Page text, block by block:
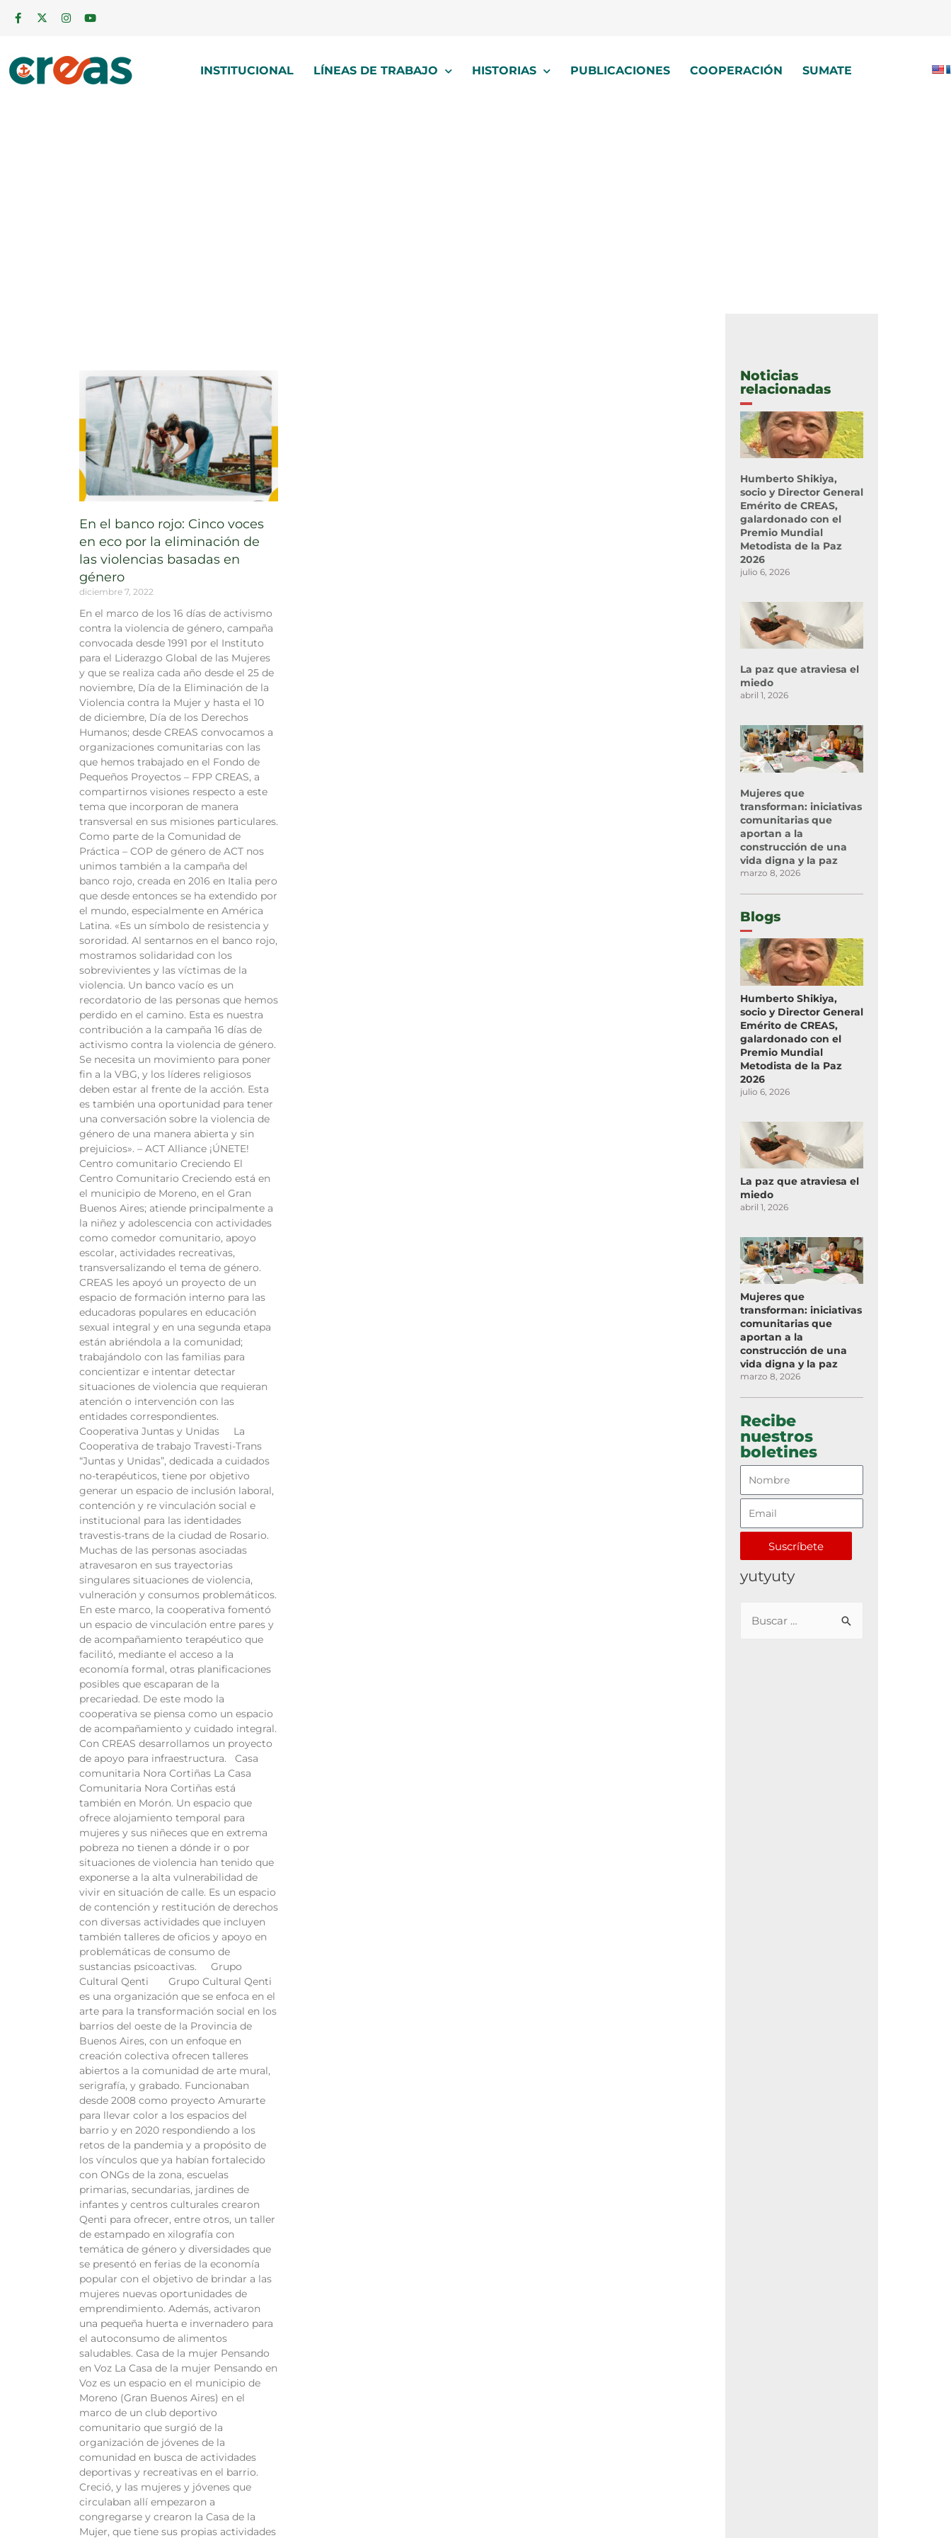
INSTITUCIONAL LÍNEAS DE TRABAJO HISTORIAS PUBLICACIONES COOPERACIÓN SUMATE
En el banco rojo: Cinco voces
en eco por la eliminación de
las violencias basadas en
género
diciembre 7, 2022
En el marco de los 16 días de activismo
contra la violencia de género, campaña
convocada desde 1991 por el Instituto
para el Liderazgo Global de las Mujeres
y que se realiza cada año desde el 25 de
noviembre, Día de la Eliminación de la
Violencia contra la Mujer y hasta el 10
de diciembre, Día de los Derechos
Humanos; desde CREAS convocamos a
organizaciones comunitarias con las
que hemos trabajado en el Fondo de
Pequeños Proyectos – FPP CREAS, a
compartirnos visiones respecto a este
tema que incorporan de manera
transversal en sus misiones particulares.
Como parte de la Comunidad de
Práctica – COP de género de ACT nos
unimos también a la campaña del
banco rojo, creada en 2016 en Italia pero
que desde entonces se ha extendido por
el mundo, especialmente en América
Latina. «Es un símbolo de resistencia y
sororidad. Al sentarnos en el banco rojo,
mostramos solidaridad con los
sobrevivientes y las víctimas de la
violencia. Un banco vacío es un
recordatorio de las personas que hemos
perdido en el camino. Esta es nuestra
contribución a la campaña 16 días de
activismo contra la violencia de género.
Se necesita un movimiento para poner
fin a la VBG, y los líderes religiosos
deben estar al frente de la acción. Esta
es también una oportunidad para tener
una conversación sobre la violencia de
género de una manera abierta y sin
prejuicios». – ACT Alliance ¡ÚNETE!
Centro comunitario Creciendo El
Centro Comunitario Creciendo está en
el municipio de Moreno, en el Gran
Buenos Aires; atiende principalmente a
la niñez y adolescencia con actividades
como comedor comunitario, apoyo
escolar, actividades recreativas,
transversalizando el tema de género.
CREAS les apoyó un proyecto de un
espacio de formación interno para las
educadoras populares en educación
sexual integral y en una segunda etapa
están abriéndola a la comunidad;
trabajándolo con las familias para
concientizar e intentar detectar
situaciones de violencia que requieran
atención o intervención con las
entidades correspondientes.
Cooperativa Juntas y Unidas La
Cooperativa de trabajo Travesti-Trans
“Juntas y Unidas”, dedicada a cuidados
no-terapéuticos, tiene por objetivo
generar un espacio de inclusión laboral,
contención y re vinculación social e
institucional para las identidades
travestis-trans de la ciudad de Rosario.
Muchas de las personas asociadas
atravesaron en sus trayectorias
singulares situaciones de violencia,
vulneración y consumos problemáticos.
En este marco, la cooperativa fomentó
un espacio de vinculación entre pares y
de acompañamiento terapéutico que
facilitó, mediante el acceso a la
economía formal, otras planificaciones
posibles que escaparan de la
precariedad. De este modo la
cooperativa se piensa como un espacio
de acompañamiento y cuidado integral.
Con CREAS desarrollamos un proyecto
de apoyo para infraestructura. Casa
comunitaria Nora Cortiñas La Casa
Comunitaria Nora Cortiñas está
también en Morón. Un espacio que
ofrece alojamiento temporal para
mujeres y sus niñeces que en extrema
pobreza no tienen a dónde ir o por
situaciones de violencia han tenido que
exponerse a la alta vulnerabilidad de
vivir en situación de calle. Es un espacio
de contención y restitución de derechos
con diversas actividades que incluyen
también talleres de oficios y apoyo en
problemáticas de consumo de
sustancias psicoactivas. Grupo
Cultural Qenti Grupo Cultural Qenti
es una organización que se enfoca en el
arte para la transformación social en los
barrios del oeste de la Provincia de
Buenos Aires, con un enfoque en
creación colectiva ofrecen talleres
abiertos a la comunidad de arte mural,
serigrafía, y grabado. Funcionaban
desde 2008 como proyecto Amurarte
para llevar color a los espacios del
barrio y en 2020 respondiendo a los
retos de la pandemia y a propósito de
los vínculos que ya habían fortalecido
con ONGs de la zona, escuelas
primarias, secundarias, jardines de
infantes y centros culturales crearon
Qenti para ofrecer, entre otros, un taller
de estampado en xilografía con
temática de género y diversidades que
se presentó en ferias de la economía
popular con el objetivo de brindar a las
mujeres nuevas oportunidades de
emprendimiento. Además, activaron
una pequeña huerta e invernadero para
el autoconsumo de alimentos
saludables. Casa de la mujer Pensando
en Voz La Casa de la mujer Pensando en
Voz es un espacio en el municipio de
Moreno (Gran Buenos Aires) en el
marco de un club deportivo
comunitario que surgió de la
organización de jóvenes de la
comunidad en busca de actividades
deportivas y recreativas en el barrio.
Creció, y las mujeres y jóvenes que
circulaban allí empezaron a
congregarse y crearon la Casa de la
Mujer, que tiene sus propias actividades
Noticias
relacionadas
Humberto Shikiya,
socio y Director General
Emérito de CREAS,
galardonado con el
Premio Mundial
Metodista de la Paz
2026
julio 6, 2026
La paz que atraviesa el
miedo
abril 1, 2026
Mujeres que
transforman: iniciativas
comunitarias que
aportan a la
construcción de una
vida digna y la paz
marzo 8, 2026
Blogs
Humberto Shikiya,
socio y Director General
Emérito de CREAS,
galardonado con el
Premio Mundial
Metodista de la Paz
2026
julio 6, 2026
La paz que atraviesa el
miedo
abril 1, 2026
Mujeres que
transforman: iniciativas
comunitarias que
aportan a la
construcción de una
vida digna y la paz
marzo 8, 2026
Recibe
nuestros
boletines
Suscríbete
yutyuty